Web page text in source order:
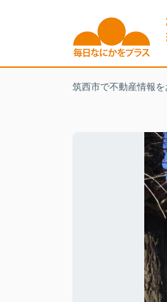
筑西市で不動産情報